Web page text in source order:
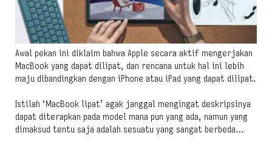
Awal pekan ini diklaim bahwa Apple secara aktif mengerjakan
MacBook yang dapat dilipat, dan rencana untuk hal ini lebih
maju dibandingkan dengan iPhone atau iPad yang dapat dilipat.
Istilah ‘MacBook lipat’ agak janggal mengingat deskripsinya
dapat diterapkan pada model mana pun yang ada, namun yang
dimaksud tentu saja adalah sesuatu yang sangat berbeda…